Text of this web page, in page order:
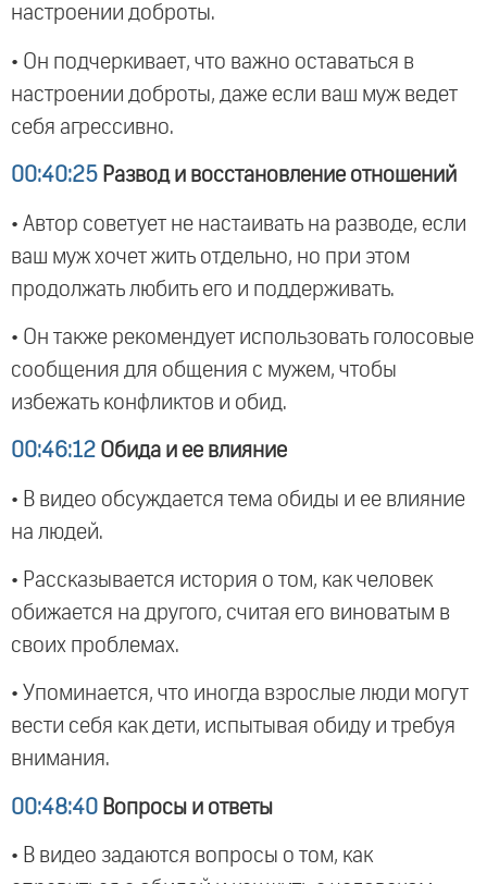
настроении доброты.
• Он подчеркивает, что важно оставаться в
настроении доброты, даже если ваш муж ведет
себя агрессивно.
00:40:25 Развод и восстановление отношений
• Автор советует не настаивать на разводе, если
ваш муж хочет жить отдельно, но при этом
продолжать любить его и поддерживать.
• Он также рекомендует использовать голосовые
сообщения для общения с мужем, чтобы
избежать конфликтов и обид.
00:46:12 Обида и ее влияние
• В видео обсуждается тема обиды и ее влияние
на людей.
• Рассказывается история о том, как человек
обижается на другого, считая его виноватым в
своих проблемах.
• Упоминается, что иногда взрослые люди могут
вести себя как дети, испытывая обиду и требуя
внимания.
00:48:40 Вопросы и ответы
• В видео задаются вопросы о том, как